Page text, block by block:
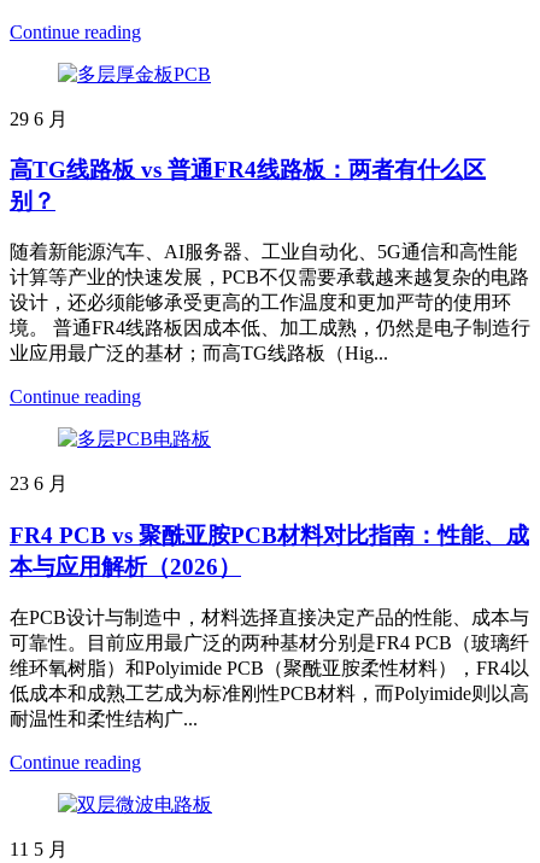
Continue reading
29 6 月
高TG线路板 vs 普通FR4线路板：两者有什么区
别？
随着新能源汽车、AI服务器、工业自动化、5G通信和高性能
计算等产业的快速发展，PCB不仅需要承载越来越复杂的电路
设计，还必须能够承受更高的工作温度和更加严苛的使用环
境。 普通FR4线路板因成本低、加工成熟，仍然是电子制造行
业应用最广泛的基材；而高TG线路板（Hig...
Continue reading
23 6 月
FR4 PCB vs 聚酰亚胺PCB材料对比指南：性能、成
本与应用解析（2026）
在PCB设计与制造中，材料选择直接决定产品的性能、成本与
可靠性。目前应用最广泛的两种基材分别是FR4 PCB（玻璃纤
维环氧树脂）和Polyimide PCB（聚酰亚胺柔性材料），FR4以
低成本和成熟工艺成为标准刚性PCB材料，而Polyimide则以高
耐温性和柔性结构广...
Continue reading
11 5 月